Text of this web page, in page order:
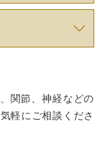
関節、神経などの
軽にご相談くださ